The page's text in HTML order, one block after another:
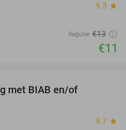
9.3 star
Regulier €13
€11
met BIAB en/of
9.7 star